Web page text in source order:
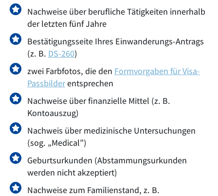
Nachweise über berufliche Tätigkeiten innerhalb
der letzten fünf Jahre
Bestätigungsseite Ihres Einwanderungs-Antrags
(z. B. DS-260)
zwei Farbfotos, die den Formvorgaben für Visa-
Passbilderentsprechen
Nachweise über finanzielle Mittel (z. B.
Kontoauszug)
Nachweis über medizinische Untersuchungen
(sog. „Medical”)
Geburtsurkunden (Abstammungsurkunden
werden nicht akzeptiert)
Nachweise zum Familienstand, z. B.